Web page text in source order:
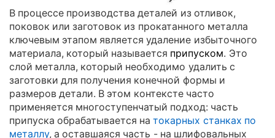
В процессе производства деталей из отливок,
поковок или заготовок из прокатанного металла
ключевым этапом является удаление избыточного
материала, который называется припуском. Это
слой металла, который необходимо удалить с
заготовки для получения конечной формы и
размеров детали. В этом контексте часто
применяется многоступенчатый подход: часть
припуска обрабатывается натокарных станках по
металлу, а оставшаяся часть - на шлифовальных